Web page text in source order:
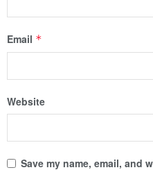
Email *
Website
Save my name, email, and